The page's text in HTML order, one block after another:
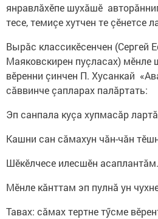
янравлăхӗпе шухăшӗ
тесе, темиçе хутчен те çӗнетсе
Вырăс классикӗсенчен (Сергей
Маяковскирен пуçласах) мӗнле
вӗренни çинчен П. Хусанкай
сăввинче çапларах палăртать:
Эп санпала куçа хупмасăр
Кашни сан сăмахун чăн-чăн
Шӗкӗлчесе илесшӗн асаплантăм.
Мӗнле кăнттам эп пулнă ун
Тавах: сăмах тертне тӳсме